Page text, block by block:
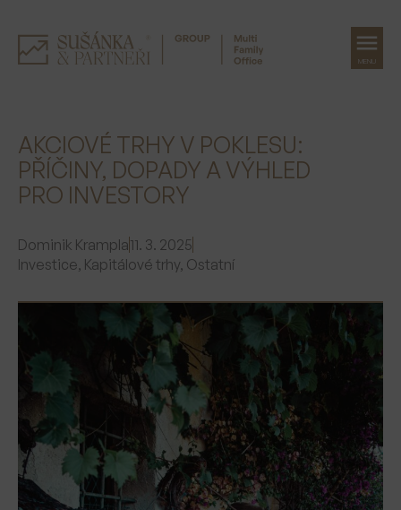
obsah
MENU
AKCIOVÉ TRHY V POKLESU:
PŘÍČINY, DOPADY A VÝHLED
PRO INVESTORY
Dominik Krampla11. 3. 2025
Investice, Kapitálové trhy, Ostatní